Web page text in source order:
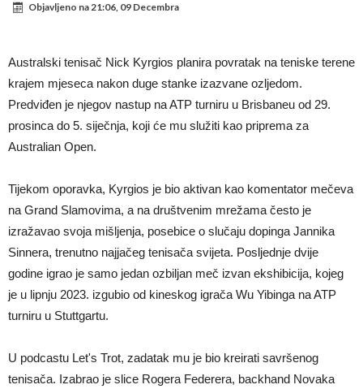
Mourinho uvodi strogu disciplinu u Real Madrid. Ovo su tri nova
pravila
Arsenal dovodi zvijezdu Serie A za 138 miliona eura?
Objavljeno na21:06, 09 Decembra
Australski tenisač Nick Kyrgios planira povratak na teniske terene
krajem mjeseca nakon duge stanke izazvane ozljedom.
Predviđen je njegov nastup na ATP turniru u Brisbaneu od 29.
prosinca do 5. siječnja, koji će mu služiti kao priprema za
Australian Open.
Tijekom oporavka, Kyrgios je bio aktivan kao komentator mečeva
na Grand Slamovima, a na društvenim mrežama često je
izražavao svoja mišljenja, posebice o slučaju dopinga Jannika
Sinnera, trenutno najjačeg tenisača svijeta. Posljednje dvije
godine igrao je samo jedan ozbiljan meč izvan ekshibicija, kojeg
je u lipnju 2023. izgubio od kineskog igrača Wu Yibinga na ATP
turniru u Stuttgartu.
U podcastu Let's Trot, zadatak mu je bio kreirati savršenog
tenisača. Izabrao je slice Rogera Federera, backhand Novaka